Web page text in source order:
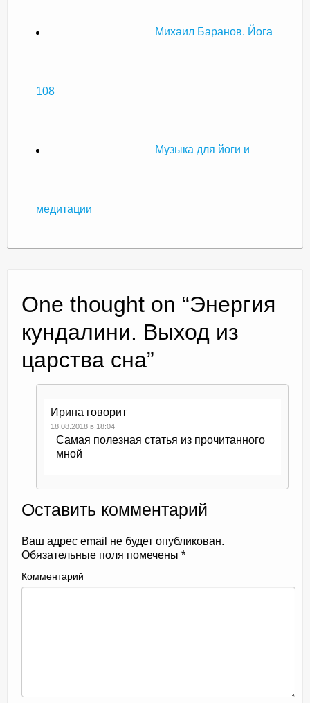
Михаил Баранов. Йога
108
Музыка для йоги и
медитации
One thought on “Энергия
кундалини. Выход из
царства сна”
Ирина говорит
18.08.2018 в 18:04
Cамая полезная статья из прочитанного
мной
Оставить комментарий
Ваш адрес email не будет опубликован.
Обязательные поля помечены *
Комментарий